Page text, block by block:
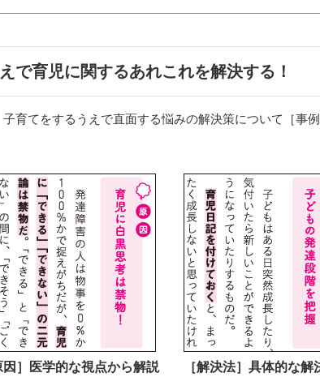
で育児に関するあれこれを解決する！
育てをするうえで直面する悩みの解決策について［
因］医学的な視点から解説 ［解決法］具体的な解